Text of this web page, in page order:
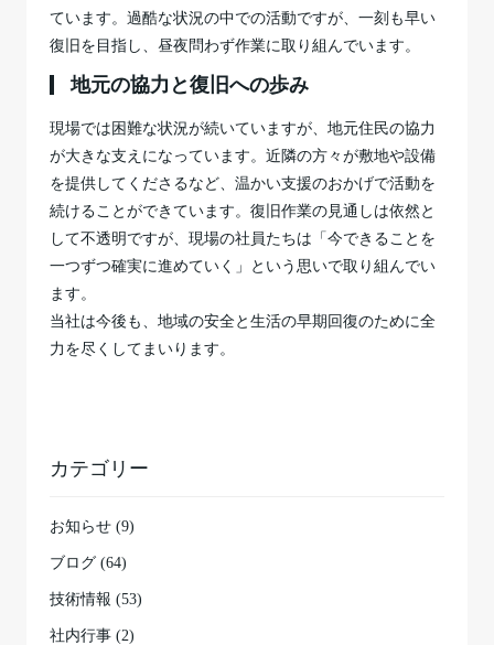
ています。過酷な状況の中での活動ですが、一刻も早い
復旧を目指し、昼夜問わず作業に取り組んでいます。
地元の協力と復旧への歩み
現場では困難な状況が続いていますが、地元住民の協力
が大きな支えになっています。近隣の方々が敷地や設備
を提供してくださるなど、温かい支援のおかげで活動を
続けることができています。復旧作業の見通しは依然と
して不透明ですが、現場の社員たちは「今できることを
一つずつ確実に進めていく」という思いで取り組んでい
ます。
当社は今後も、地域の安全と生活の早期回復のために全
力を尽くしてまいります。
カテゴリー
お知らせ (9)
ブログ (64)
技術情報 (53)
社内行事 (2)